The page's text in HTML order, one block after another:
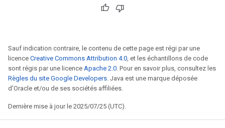
Sauf indication contraire, le contenu de cette page est régi par une
licence Creative Commons Attribution 4.0, et les échantillons de code
sont régis par une licence Apache 2.0. Pour en savoir plus, consultez les
Règles du site Google Developers. Java est une marque déposée
d'Oracle et/ou de ses sociétés affiliées.
Dernière mise à jour le 2025/07/25 (UTC).